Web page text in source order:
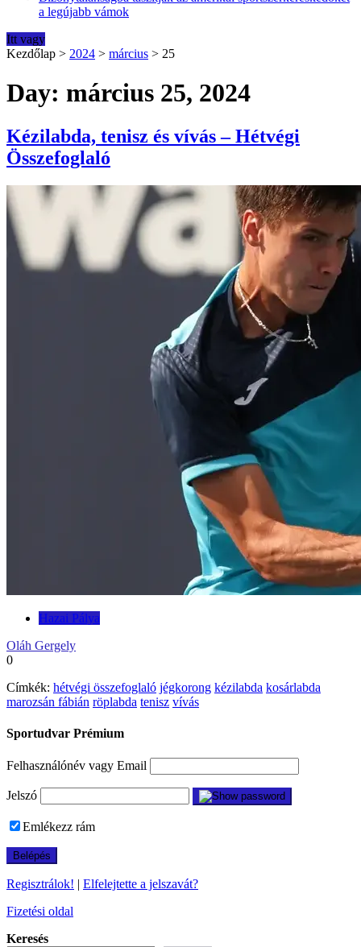
a legújabb vámok
Itt vagy
Kezdőlap > 2024 > március > 25
Day: március 25, 2024
Kézilabda, tenisz és vívás – Hétvégi
Összefoglaló
Hazai Pálya
Oláh Gergely
0
Címkék: hétvégi összefoglaló jégkorong kézilabda kosárlabda
marozsán fábián röplabda tenisz vívás
Sportudvar Prémium
Felhasználónév vagy Email
Jelszó
Emlékezz rám
Regisztrálok! | Elfelejtette a jelszavát?
Fizetési oldal
Keresés